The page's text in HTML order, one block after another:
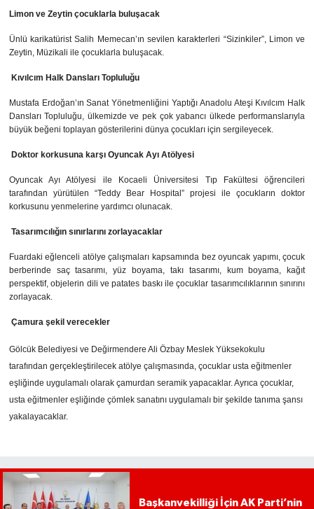
Limon ve Zeytin çocuklarla buluşacak
Ünlü karikatürist Salih Memecan’ın sevilen karakterleri “Sizinkiler”, Limon ve
Zeytin, Müzikali ile çocuklarla buluşacak.
Kıvılcım Halk Dansları Topluluğu
Mustafa Erdoğan’ın Sanat Yönetmenliğini Yaptığı Anadolu Ateşi Kıvılcım Halk
Dansları Topluluğu, ülkemizde ve pek çok yabancı ülkede performanslarıyla
büyük beğeni toplayan gösterilerini dünya çocukları için sergileyecek.
Doktor korkusuna karşı Oyuncak Ayı Atölyesi
Oyuncak Ayı Atölyesi ile Kocaeli Üniversitesi Tıp Fakültesi öğrencileri
tarafından yürütülen “Teddy Bear Hospital” projesi ile çocukların doktor
korkusunu yenmelerine yardımcı olunacak.
Tasarımcılığın sınırlarını zorlayacaklar
Fuardaki eğlenceli atölye çalışmaları kapsamında bez oyuncak yapımı, çocuk
berberinde saç tasarımı, yüz boyama, takı tasarımı, kum boyama, kağıt
perspektif, objelerin dili ve patates baskı ile çocuklar tasarımcılıklarının sınırını
zorlayacak.
Çamura şekil verecekler
Gölcük Belediyesi ve Değirmendere Ali Özbay Meslek Yüksekokulu
tarafından gerçekleştirilecek atölye çalışmasında, çocuklar usta eğitmenler
eşliğinde uygulamalı olarak çamurdan seramik yapacaklar. Ayrıca çocuklar,
usta eğitmenler eşliğinde çömlek sanatını uygulamalı bir şekilde tanıma şansı
yakalayacaklar.
Başkanvekilliği İçin AK Parti’nin